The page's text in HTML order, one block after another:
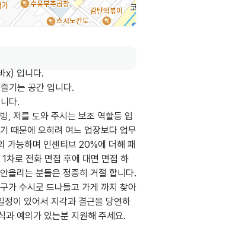
x) 입니다.
기는 공간 입니다.
다.
, 저를 도와 주시는 보조 역할등 입
때문에 오히려 여느 업장보다 업무
가능하며 인센티브 20%에 더해 패
차로 전화 면접 후에 대면 면접 하
올리는 분들은 정중히 거절 합니다.
가 수시로 드나들고 가게 까지 찾아
이 있어서 지각과 결근을 당연하
과 예의가 있는분 지원해 주세요.